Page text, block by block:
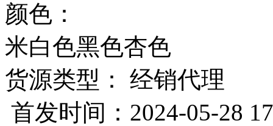
颜色：
米白色黑色杏色
货源类型： 经销代理
首发时间：2024-05-28